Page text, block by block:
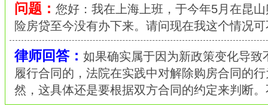
问题： 您好：我在上海上班，于今年5月在昆
险房贷至今没有办下来。请问现在我这个情况
律师回答： 如果确实属于因为新政策变化导致
履行合同的，法院在实践中对解除购房合同的
然，这具体还是要根据双方合同的约定来判断